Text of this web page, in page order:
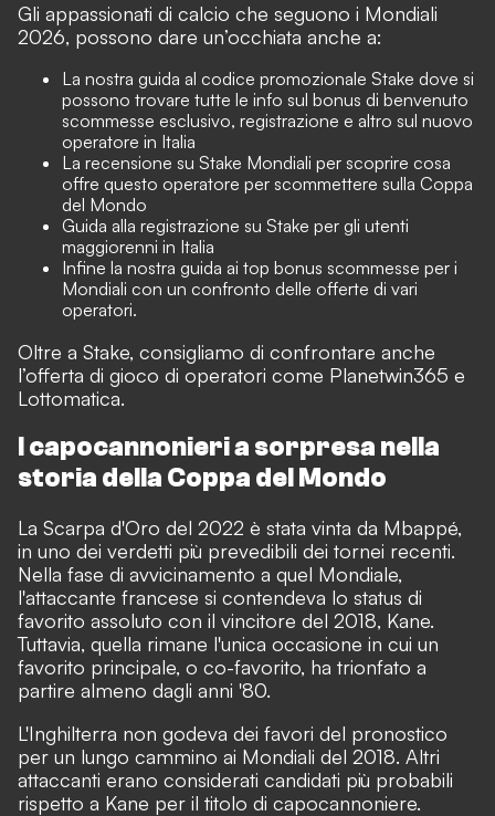
Gli appassionati di calcio che seguono i Mondiali
2026, possono dare un’occhiata anche a:
La nostra guida al codice promozionale Stake dove si
possono trovare tutte le info sul bonus di benvenuto
scommesse esclusivo, registrazione e altro sul nuovo
operatore in Italia
La recensione su Stake Mondiali per scoprire cosa
offre questo operatore per scommettere sulla Coppa
del Mondo
Guida alla registrazione su Stake per gli utenti
maggiorenni in Italia
Infine la nostra guida ai top bonus scommesse per i
Mondiali con un confronto delle offerte di vari
operatori.
Oltre a Stake, consigliamo di confrontare anche
l’offerta di gioco di operatori come Planetwin365 e
Lottomatica.
I capocannonieri a sorpresa nella
storia della Coppa del Mondo
La Scarpa d'Oro del 2022 è stata vinta da Mbappé,
in uno dei verdetti più prevedibili dei tornei recenti.
Nella fase di avvicinamento a quel Mondiale,
l'attaccante francese si contendeva lo status di
favorito assoluto con il vincitore del 2018, Kane.
Tuttavia, quella rimane l'unica occasione in cui un
favorito principale, o co-favorito, ha trionfato a
partire almeno dagli anni '80.
L'Inghilterra non godeva dei favori del pronostico
per un lungo cammino ai Mondiali del 2018. Altri
attaccanti erano considerati candidati più probabili
rispetto a Kane per il titolo di capocannoniere.